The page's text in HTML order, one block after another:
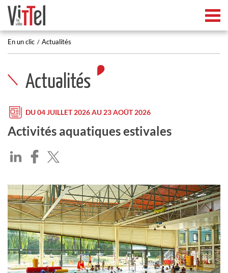
En un clic Actualités
Actualités
DU 04 JUILLET 2026 AU 23 AOÛT 2026
Activités aquatiques estivales